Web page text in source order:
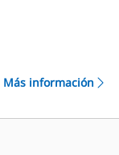
mantenimiento
Más información